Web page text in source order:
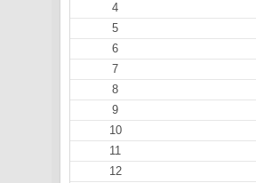
4
5
6
7
8
9
10
11
12